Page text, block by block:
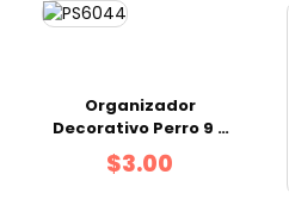
Organizador
Decorativo Perro 9 x
7.5 x 9.5 cm
$3.00